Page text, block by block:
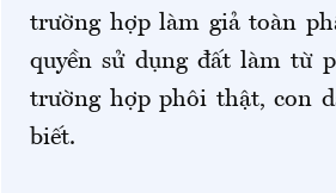
trường hợp làm giả toàn
quyền sử dụng đất làm từ
trường hợp phôi thật, con
biết.